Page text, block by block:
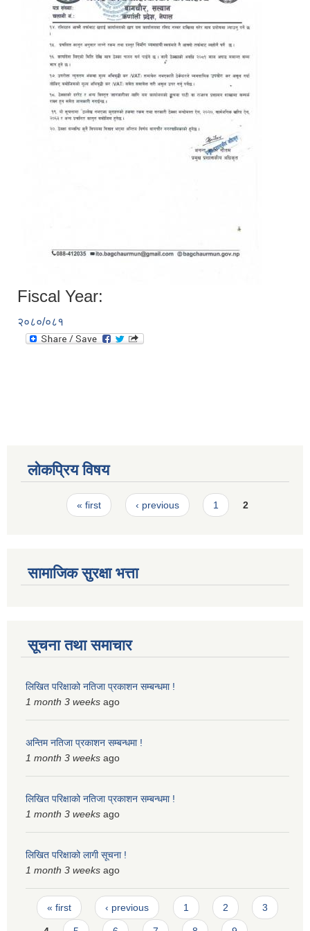
Fiscal Year:
२०८०/०८१
लोकप्रिय विषय
Pages« first ‹ previous 1 2
सामाजिक सुरक्षा भत्ता
सूचना तथा समाचार
लिखित परिक्षाको नतिजा प्रकाशन सम्बन्धमा !
1 month 3 weeks ago
अन्तिम नतिजा प्रकाशन सम्बन्धमा !
1 month 3 weeks ago
लिखित परिक्षाको नतिजा प्रकाशन सम्बन्धमा !
1 month 3 weeks ago
लिखित परिक्षाको लागी सूचना !
1 month 3 weeks ago
Pages
« first ‹ previous 1 2 3